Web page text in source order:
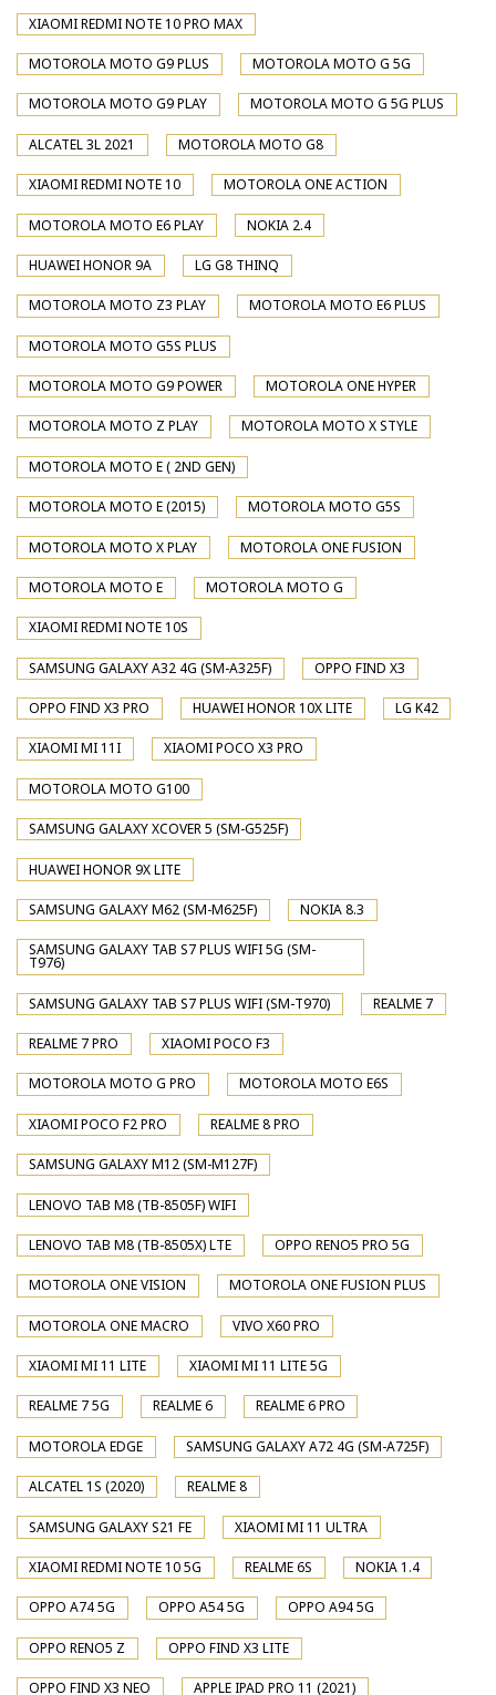
XIAOMI REDMI NOTE 10 PRO MAX
MOTOROLA MOTO G9 PLUS MOTOROLA MOTO G 5G
MOTOROLA MOTO G9 PLAY MOTOROLA MOTO G 5G PLUS
ALCATEL 3L 2021 MOTOROLA MOTO G8
XIAOMI REDMI NOTE 10 MOTOROLA ONE ACTION
MOTOROLA MOTO E6 PLAY NOKIA 2.4
HUAWEI HONOR 9A LG G8 THINQ
MOTOROLA MOTO Z3 PLAY MOTOROLA MOTO E6 PLUS
MOTOROLA MOTO G5S PLUS
MOTOROLA MOTO G9 POWER MOTOROLA ONE HYPER
MOTOROLA MOTO Z PLAY MOTOROLA MOTO X STYLE
MOTOROLA MOTO E ( 2ND GEN)
MOTOROLA MOTO E (2015) MOTOROLA MOTO G5S
MOTOROLA MOTO X PLAY MOTOROLA ONE FUSION
MOTOROLA MOTO E MOTOROLA MOTO G
XIAOMI REDMI NOTE 10S
SAMSUNG GALAXY A32 4G (SM-A325F) OPPO FIND X3
OPPO FIND X3 PRO HUAWEI HONOR 10X LITE LG K42
XIAOMI MI 11I XIAOMI POCO X3 PRO
MOTOROLA MOTO G100
SAMSUNG GALAXY XCOVER 5 (SM-G525F)
HUAWEI HONOR 9X LITE
SAMSUNG GALAXY M62 (SM-M625F) NOKIA 8.3
SAMSUNG GALAXY TAB S7 PLUS WIFI 5G (SM-
T976)
SAMSUNG GALAXY TAB S7 PLUS WIFI (SM-T970) REALME 7
REALME 7 PRO XIAOMI POCO F3
MOTOROLA MOTO G PRO MOTOROLA MOTO E6S
XIAOMI POCO F2 PRO REALME 8 PRO
SAMSUNG GALAXY M12 (SM-M127F)
LENOVO TAB M8 (TB-8505F) WIFI
LENOVO TAB M8 (TB-8505X) LTE OPPO RENO5 PRO 5G
MOTOROLA ONE VISION MOTOROLA ONE FUSION PLUS
MOTOROLA ONE MACRO VIVO X60 PRO
XIAOMI MI 11 LITE XIAOMI MI 11 LITE 5G
REALME 7 5G REALME 6 REALME 6 PRO
MOTOROLA EDGE SAMSUNG GALAXY A72 4G (SM-A725F)
ALCATEL 1S (2020) REALME 8
SAMSUNG GALAXY S21 FE XIAOMI MI 11 ULTRA
XIAOMI REDMI NOTE 10 5G REALME 6S NOKIA 1.4
OPPO A74 5G OPPO A54 5G OPPO A94 5G
OPPO RENO5 Z OPPO FIND X3 LITE
OPPO FIND X3 NEO APPLE IPAD PRO 11 (2021)